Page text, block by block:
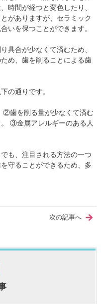
時間が経つと変色したり、
がありますが、セラミック
いを保つことができます。
具合が少なくて済むため、
め、歯を削ることによる歯
の通りです。
②歯を削る量が少なくて済む
③金属アレルギーのある人
も、注目される方法の一つ
守ることができるため、多
次の記事へ